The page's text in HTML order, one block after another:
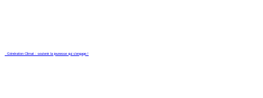
Génération Climat : soutenir la jeunesse qui s’engage !